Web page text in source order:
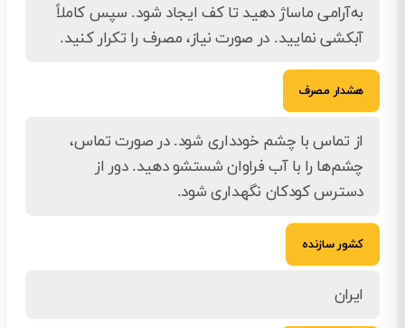
به‌آرامی ماساژ دهید تا کف ایجاد شود. سپس کاملاً
آبکشی نمایید. در صورت نیاز، مصرف را تکرار کنید.
هشدار مصرف
از تماس با چشم خودداری شود. در صورت تماس،
چشم‌ها را با آب فراوان شستشو دهید. دور از
دسترس کودکان نگهداری شود.
کشور سازنده
ایران